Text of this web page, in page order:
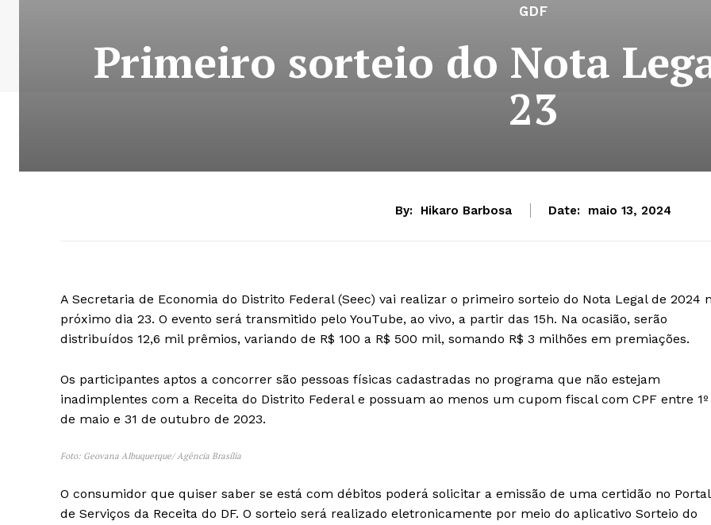
GDF
Primeiro sorteio do Nota
23
By: Hikaro Barbosa Date: maio 13, 2024
A Secretaria de Economia do Distrito Federal (Seec) vai realizar o primeiro sorteio do Nota Legal de 2024
próximo dia 23. O evento será transmitido pelo YouTube, ao vivo, a partir das 15h. Na ocasião, serão
distribuídos 12,6 mil prêmios, variando de R$ 100 a R$ 500 mil, somando R$ 3 milhões em premiações.
Os participantes aptos a concorrer são pessoas físicas cadastradas no programa que não estejam
inadimplentes com a Receita do Distrito Federal e possuam ao menos um cupom fiscal com CPF entre 1º
de maio e 31 de outubro de 2023.
Foto: Geovana Albuquerque/ Agência Brasília
O consumidor que quiser saber se está com débitos poderá solicitar a emissão de uma certidão no Portal
de Serviços da Receita do DF. O sorteio será realizado eletronicamente por meio do aplicativo Sorteio do